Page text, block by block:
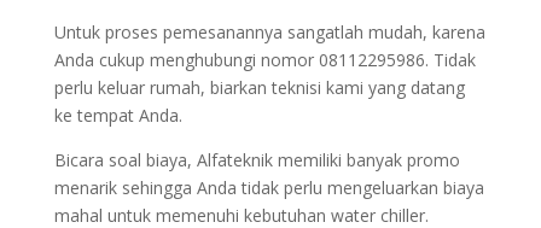
Untuk proses pemesanannya sangatlah mudah, karena
Anda cukup menghubungi nomor 08112295986. Tidak
perlu keluar rumah, biarkan teknisi kami yang datang
ke tempat Anda.
Bicara soal biaya, Alfateknik memiliki banyak promo
menarik sehingga Anda tidak perlu mengeluarkan biaya
mahal untuk memenuhi kebutuhan water chiller.